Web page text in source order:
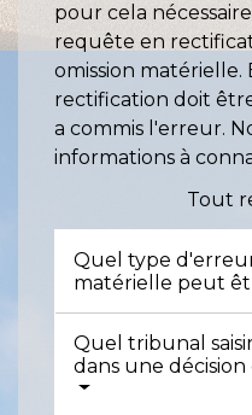
pour cela
requête en
omission matérielle.
rectification doit
a commis l'erreur.
informations à
Tout
Quel type
matérielle peut
Quel tribunal
dans une décision